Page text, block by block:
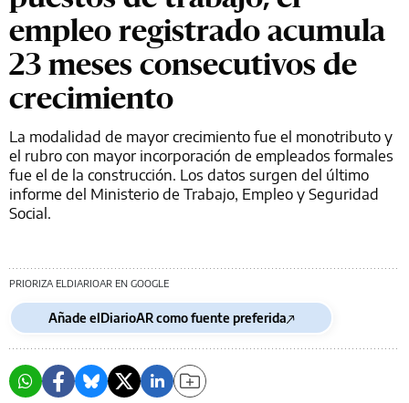
empleo registrado acumula
23 meses consecutivos de
crecimiento
La modalidad de mayor crecimiento fue el monotributo y
el rubro con mayor incorporación de empleados formales
fue el de la construcción. Los datos surgen del último
informe del Ministerio de Trabajo, Empleo y Seguridad
Social.
PRIORIZA ELDIARIOAR EN GOOGLE
Añade elDiarioAR como fuente preferida